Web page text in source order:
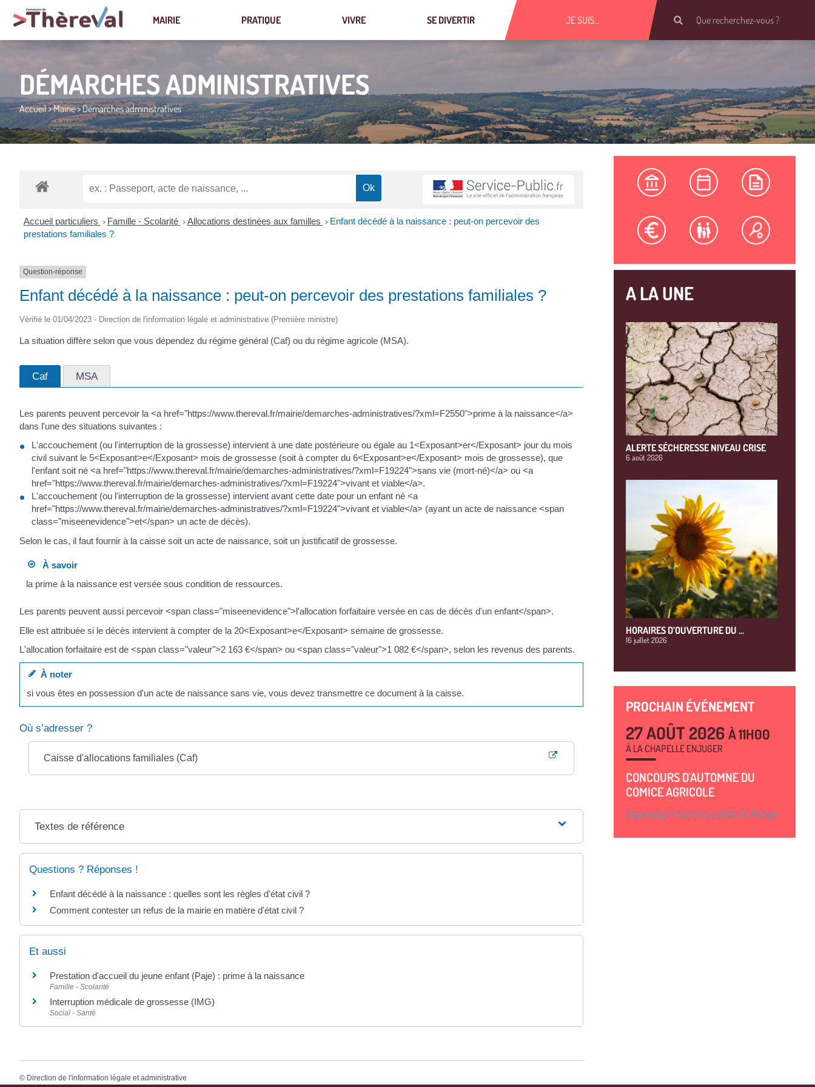
MAIRIE PRATIQUE VIVRE SE DIVERTIR JE SUIS…
DÉMARCHES ADMINISTRATIVES
Accueil>Mairie>Démarches administratives
Accueil particuliers > Famille - Scolarité > Allocations destinées aux familles > Enfant décédé à la naissance : peut-on percevoir des
prestations familiales ?
Question-réponse
Enfant décédé à la naissance : peut-on percevoir des prestations familiales ?
Vérifié le 01/04/2023 - Direction de l'information légale et administrative (Première ministre)
La situation diffère selon que vous dépendez du régime général (Caf) ou du régime agricole (MSA).
Caf MSA
Les parents peuvent percevoir la <a href="https://www.thereval.fr/mairie/demarches-administratives/?xml=F2550">prime à la naissance</a>
dans l'une des situations suivantes :
L'accouchement (ou l'interruption de la grossesse) intervient à une date postérieure ou égale au 1<Exposant>er</Exposant> jour du mois
civil suivant le 5<Exposant>e</Exposant> mois de grossesse (soit à compter du 6<Exposant>e</Exposant> mois de grossesse), que
l'enfant soit né <a href="https://www.thereval.fr/mairie/demarches-administratives/?xml=F19224">sans vie (mort-né)</a> ou <a
href="https://www.thereval.fr/mairie/demarches-administratives/?xml=F19224">vivant et viable</a>.
L'accouchement (ou l'interruption de la grossesse) intervient avant cette date pour un enfant né <a
href="https://www.thereval.fr/mairie/demarches-administratives/?xml=F19224">vivant et viable</a> (ayant un acte de naissance <span
class="miseenevidence">et</span> un acte de décès).
Selon le cas, il faut fournir à la caisse soit un acte de naissance, soit un justificatif de grossesse.
À savoir
la prime à la naissance est versée sous condition de ressources.
Les parents peuvent aussi percevoir <span class="miseenevidence">l'allocation forfaitaire versée en cas de décès d'un enfant</span>.
Elle est attribuée si le décès intervient à compter de la 20<Exposant>e</Exposant> semaine de grossesse.
L'allocation forfaitaire est de <span class="valeur">2 163 €</span> ou <span class="valeur">1 082 €</span>, selon les revenus des parents.
À noter
si vous êtes en possession d'un acte de naissance sans vie, vous devez transmettre ce document à la caisse.
Où s’adresser ?
Caisse d'allocations familiales (Caf)
Textes de référence
Questions ? Réponses !
Enfant décédé à la naissance : quelles sont les règles d'état civil ?
Comment contester un refus de la mairie en matière d'état civil ?
Et aussi
Prestation d'accueil du jeune enfant (Paje) : prime à la naissance
Famille - Scolarité
Interruption médicale de grossesse (IMG)
Social - Santé
© Direction de l'information légale et administrative
A LA UNE
ALERTE SÉCHERESSE NIVEAU CRISE
6 août 2026
HORAIRES D’OUVERTURE DU …
16 juillet 2026
PROCHAIN ÉVÉNEMENT
27 AOÛT 2026 À 11H00
À LA CHAPELLE ENJUGER
CONCOURS D'AUTOMNE DU
COMICE AGRICOLE
Organisé par le comice agricole de Marigny